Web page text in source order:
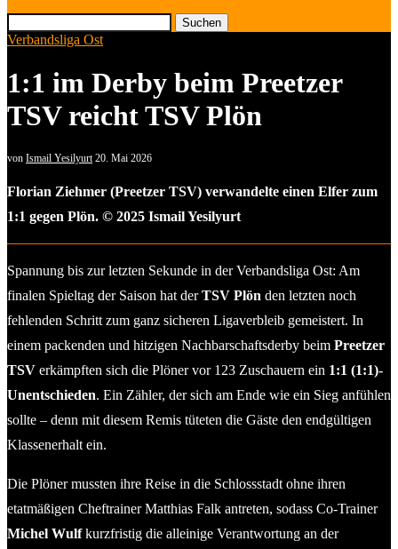
Suchen
Verbandsliga Ost
1:1 im Derby beim Preetzer
TSV reicht TSV Plön
von Ismail Yesilyurt 20. Mai 2026
Florian Ziehmer (Preetzer TSV) verwandelte einen Elfer zum
1:1 gegen Plön. © 2025 Ismail Yesilyurt
Spannung bis zur letzten Sekunde in der Verbandsliga Ost: Am
finalen Spieltag der Saison hat derTSV Plön den letzten noch
fehlenden Schritt zum ganz sicheren Ligaverbleib gemeistert. In
einem packenden und hitzigen Nachbarschaftsderby beim Preetzer
TSV erkämpften sich die Plöner vor 123 Zuschauern ein 1:1 (1:1)-
Unentschieden. Ein Zähler, der sich am Ende wie ein Sieg anfühlen
sollte – denn mit diesem Remis tüteten die Gäste den endgültigen
Klassenerhalt ein.
Die Plöner mussten ihre Reise in die Schlossstadt ohne ihren
etatmäßigen Cheftrainer Matthias Falk antreten, sodass Co-Trainer
Michel Wulfkurzfristig die alleinige Verantwortung an der